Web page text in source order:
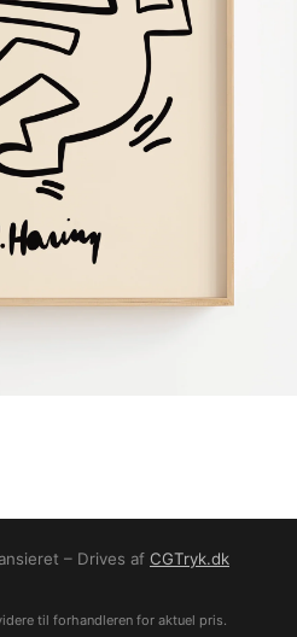
– Drives af CGTryk.dk
til forhandleren for aktuel pris.